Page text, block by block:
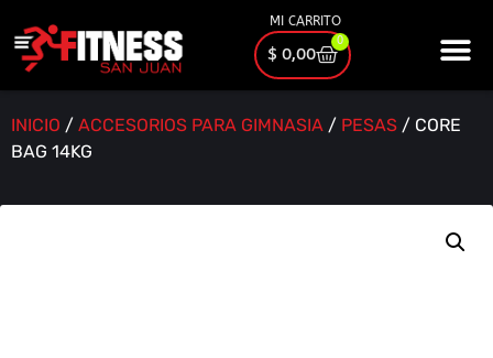
MI CARRITO
$ 0,00
0
INICIO / ACCESORIOS PARA GIMNASIA / PESAS / CORE
BAG 14KG